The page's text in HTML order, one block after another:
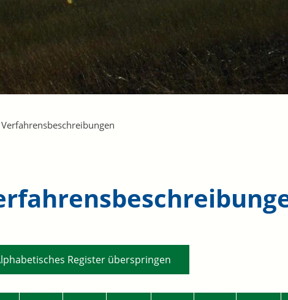
Verfahrensbeschreibungen
Register überspringen